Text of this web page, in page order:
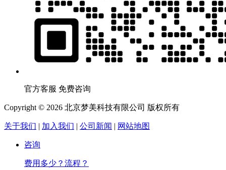
官方客服 免费咨询
Copyright © 2026 北京梦美科技有限公司 版权所有
关于我们 | 加入我们 | 公司新闻 | 网站地图
咨询
费用多少？流程？